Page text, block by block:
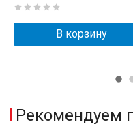
В корзину
Рекомендуем